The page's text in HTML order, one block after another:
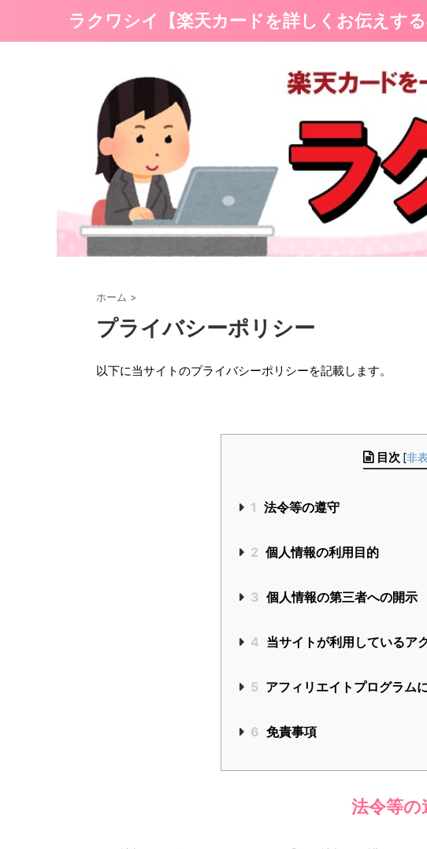
ラクワシイ【楽天カードを詳しくお伝えする
ホーム >
プライバシーポリシー
以下に当サイトのプライバシーポリシーを記載します。
目次 [非
1 法令等の遵守
2 個人情報の利用目的
3 個人情報の第三者への開示
4 当サイトが利用しているア
5 アフィリエイトプログラム
6 免責事項
法令等の